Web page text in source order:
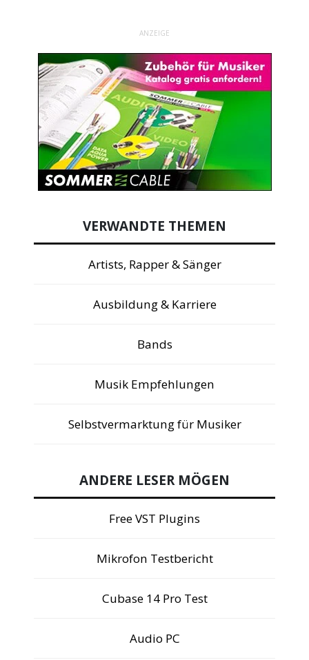
ANZEIGE
VERWANDTE THEMEN
Artists, Rapper & Sänger
Ausbildung & Karriere
Bands
Musik Empfehlungen
Selbstvermarktung für Musiker
ANDERE LESER MÖGEN
Free VST Plugins
Mikrofon Testbericht
Cubase 14 Pro Test
Audio PC